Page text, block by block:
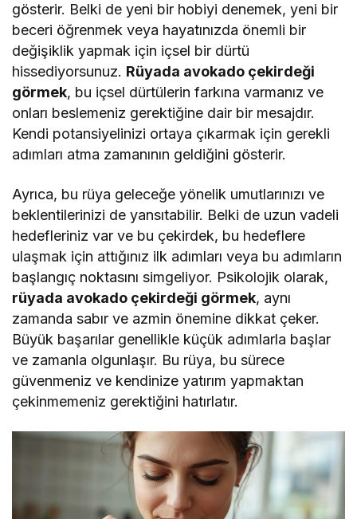
gösterir. Belki de yeni bir hobiyi denemek, yeni bir
beceri öğrenmek veya hayatınızda önemli bir
değişiklik yapmak için içsel bir dürtü
hissediyorsunuz. Rüyada avokado çekirdeği
görmek, bu içsel dürtülerin farkına varmanız ve
onları beslemeniz gerektiğine dair bir mesajdır.
Kendi potansiyelinizi ortaya çıkarmak için gerekli
adımları atma zamanının geldiğini gösterir.
Ayrıca, bu rüya geleceğe yönelik umutlarınızı ve
beklentilerinizi de yansıtabilir. Belki de uzun vadeli
hedefleriniz var ve bu çekirdek, bu hedeflere
ulaşmak için attığınız ilk adımları veya bu adımların
başlangıç noktasını simgeliyor. Psikolojik olarak,
rüyada avokado çekirdeği görmek, aynı
zamanda sabır ve azmin önemine dikkat çeker.
Büyük başarılar genellikle küçük adımlarla başlar
ve zamanla olgunlaşır. Bu rüya, bu sürece
güvenmeniz ve kendinize yatırım yapmaktan
çekinmemeniz gerektiğini hatırlatır.